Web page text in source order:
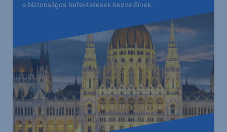
a biztonságos befektetések kedvelőinek.